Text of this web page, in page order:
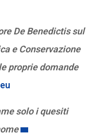
De Benedictis sul
e Conservazione
proprie domande
solo i quesiti